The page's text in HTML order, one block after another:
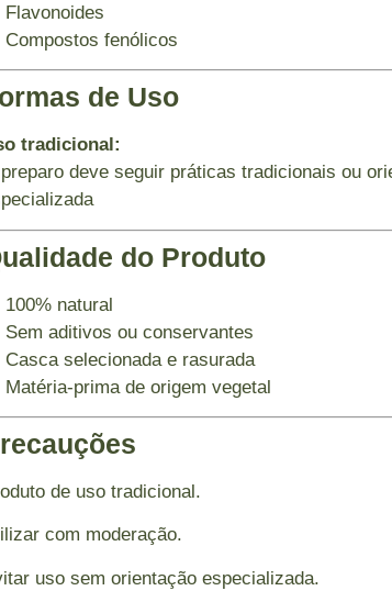
Flavonoides
Compostos fenólicos
de Uso
tradicional:
deve seguir práticas tradicionais ou
do Produto
100% natural
Sem aditivos ou conservantes
Casca selecionada e rasurada
Matéria-prima de origem vegetal
de uso tradicional.
com moderação.
uso sem orientação especializada.